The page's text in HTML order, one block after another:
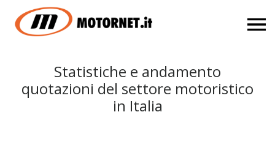
Statistiche e andamento
quotazioni del settore motoristico
in Italia